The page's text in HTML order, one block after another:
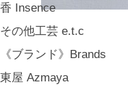
香 Insence
その他工芸 e.t.c
《ブランド》Brands
東屋 Azmaya